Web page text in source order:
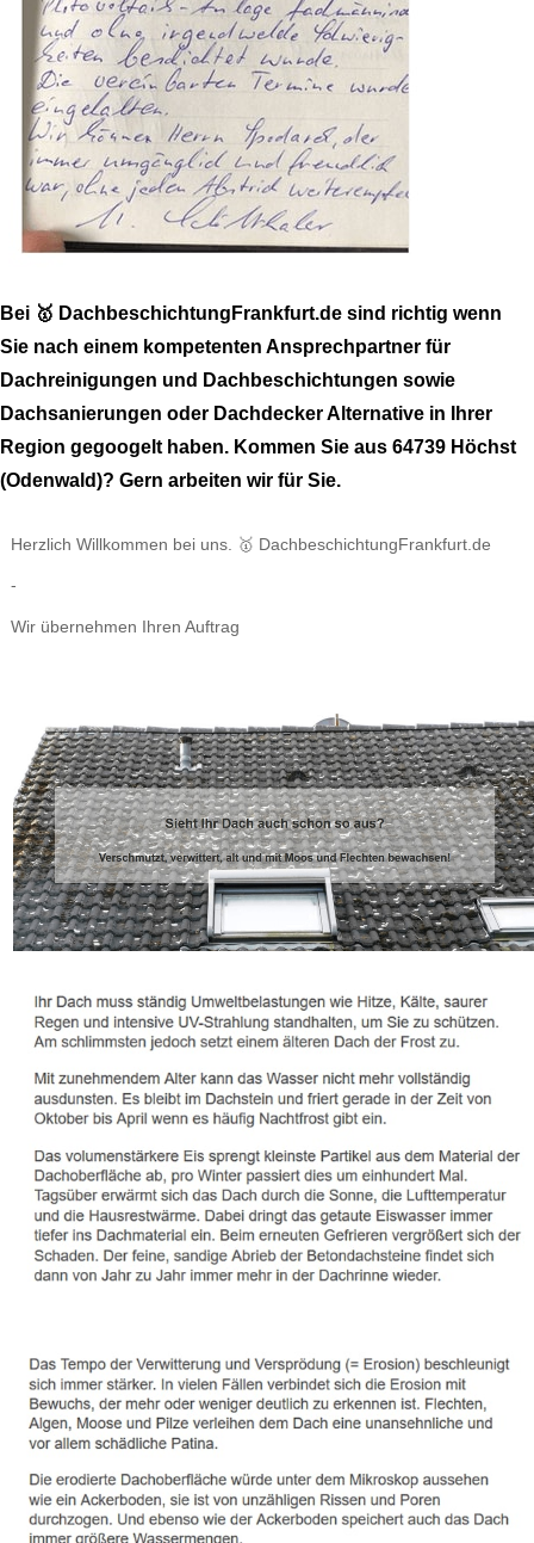
Bei 🥇 DachbeschichtungFrankfurt.de sind richtig wenn
Sie nach einem kompetenten Ansprechpartner für
Dachreinigungen und Dachbeschichtungen sowie
Dachsanierungen oder Dachdecker Alternative in Ihrer
Region gegoogelt haben. Kommen Sie aus 64739 Höchst
(Odenwald)? Gern arbeiten wir für Sie.
Herzlich Willkommen bei uns. 🥇 DachbeschichtungFrankfurt.de
-
Wir übernehmen Ihren Auftrag